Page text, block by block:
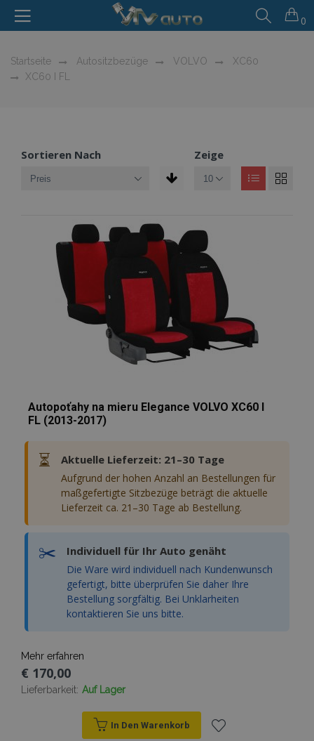
0
Startseite Autositzbezüge VOLVO
XC60
XC60 I FL
Sortieren Nach Zeige
Autopoťahy na mieru Elegance VOLVO XC60 I
FL (2013-2017)
⏳ Aktuelle Lieferzeit: 21–30 Tage
Aufgrund der hohen Anzahl an Bestellungen für
maßgefertigte Sitzbezüge beträgt die aktuelle
Lieferzeit ca. 21–30 Tage ab Bestellung.
✂️ Individuell für Ihr Auto genäht
Die Ware wird individuell nach Kundenwunsch
gefertigt, bitte überprüfen Sie daher Ihre
Bestellung sorgfältig. Bei Unklarheiten
kontaktieren Sie uns bitte.
Mehr erfahren
€ 170,00
Lieferbarkeit: Auf Lager
In Den Warenkorb